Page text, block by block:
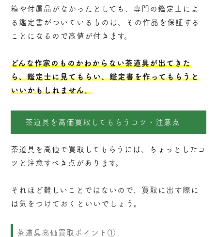
箱や付属品がなかったとしても、専門の鑑定士によ
る鑑定書がついているものは、その作品を保証する
ことになるので高値が付きます。
どんな作家のものかわからない茶道具が出てきた
ら、鑑定士に見てもらい、鑑定書を作ってもらうと
いいかもしれません。
茶道具を高価買取してもらうコツ・注意点
茶道具を高値で買取してもらうには、ちょっとしたコ
ツと注意すべき点があります。
それほど難しいことではないので、買取に出す際に
は気をつけておくといいでしょう。
茶道具高価買取ポイント①